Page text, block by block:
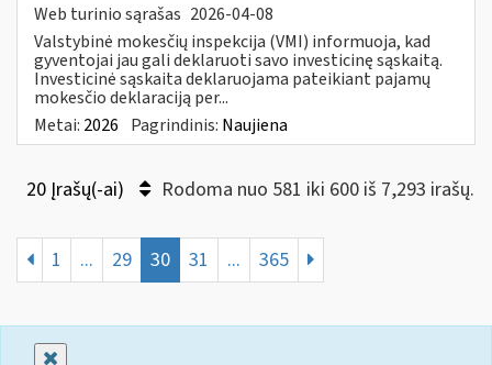
Web turinio sąrašas 2026-04-08
Valstybinė mokesčių inspekcija (VMI) informuoja, kad
gyventojai jau gali deklaruoti savo investicinę sąskaitą.
Investicinė sąskaita deklaruojama pateikiant pajamų
mokesčio deklaraciją per...
Metai: 2026 Pagrindinis: Naujiena
20 Įrašų(-ai) Rodoma nuo 581 iki 600 iš 7,293 irašų.
1 ... 29 30 31 ... 365